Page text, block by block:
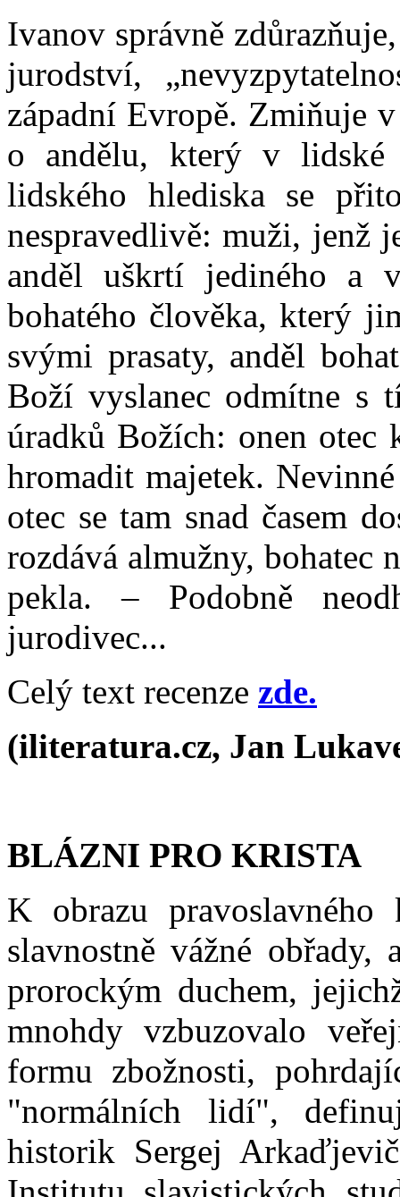
Ivanov správně
jurodství,
západní Evropě. Zmiňuje
o andělu, který v lidské
lidského hlediska se
nespravedlivě: muži, jenž
anděl uškrtí jediného a
bohatého člověka, který
svými prasaty, anděl
Boží vyslanec odmítne s
úradků Božích: onen otec
hromadit majetek.
otec se tam snad časem
rozdává almužny, bohatec
pekla. – Podobně
jurodivec...
Celý text recenze zde.
(iliteratura.cz, Jan
BLÁZNI PRO KRISTA
K obrazu pravoslavného
slavnostně vážné
prorockým duchem,
mnohdy vzbuzovalo
formu zbožnosti,
"normálních lidí",
historik Sergej